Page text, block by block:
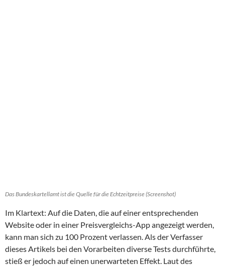
Das Bundeskartellamt ist die Quelle für die Echtzeitpreise (Screenshot)
Im Klartext: Auf die Daten, die auf einer entsprechenden
Website oder in einer Preisvergleichs-App angezeigt werden,
kann man sich zu 100 Prozent verlassen. Als der Verfasser
dieses Artikels bei den Vorarbeiten diverse Tests durchführte,
stieß er jedoch auf einen unerwarteten Effekt. Laut des